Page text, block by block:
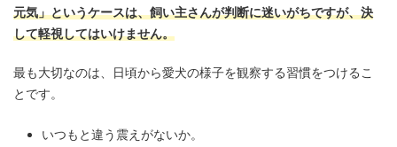
元気」というケースは、飼い主さんが判断に迷いがちですが、決
して軽視してはいけません。
最も大切なのは、日頃から愛犬の様子を観察する習慣をつけるこ
とです。
いつもと違う震えがないか。